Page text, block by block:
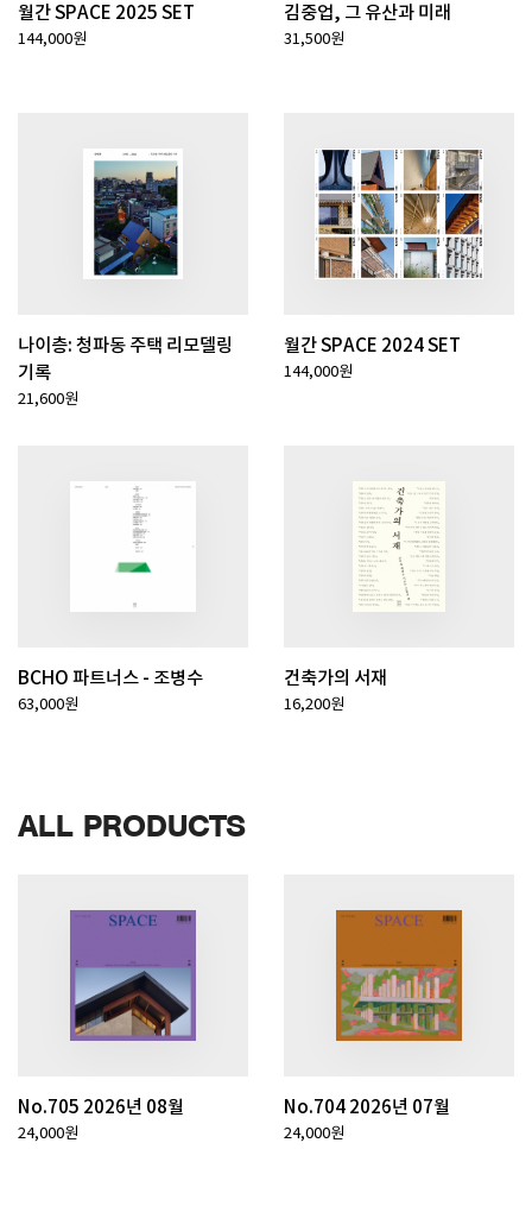
월간 SPACE 2025 SET
144,000원
김중업, 그 유산과 미래
31,500원
나이층: 청파동 주택 리모델링
기록
21,600원
월간 SPACE 2024 SET
144,000원
BCHO 파트너스 - 조병수
63,000원
건축가의 서재
16,200원
ALL PRODUCTS
No.705 2026년 08월
24,000원
No.704 2026년 07월
24,000원